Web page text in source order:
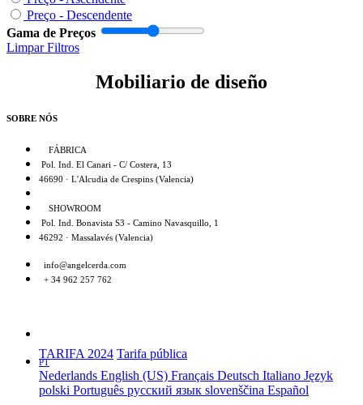
Preço - Descendente
Gama de Preços
Limpar Filtros
Mobiliario de diseño
SOBRE NÓS
FÁBRICA
Pol. Ind. El Canari - C/ Costera, 13
46690 · L'Alcudia de Crespins (Valencia)
SHOWROOM
Pol. Ind. Bonavista S3 - Camino Navasquillo, 1
46292 · Massalavés (Valencia)
info@angelcerda.com
+ 34 962 257 762
TARIFA 2024 Tarifa pública
PT
Nederlands English (US) Français Deutsch Italiano Język
polski Português русский язык slovenščina Español